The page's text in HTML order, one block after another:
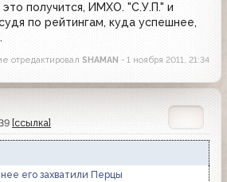
это получится, ИМХО. "С.У.П." и
по рейтингам, куда успешнее,
отредактировал SHAMAN - 1 ноября 2011, 21:34
[ссылка]
его захватили Перцы